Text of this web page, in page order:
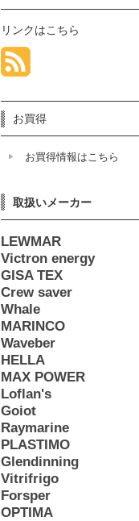
リンクはこちら
お買得
お買得情報はこちら
取扱いメーカー
LEWMAR
Victron energy
GISA TEX
Crew saver
Whale
MARINCO
Waveber
HELLA
MAX POWER
Loflan's
Goiot
Raymarine
PLASTIMO
Glendinning
Vitrifrigo
Forsper
OPTIMA